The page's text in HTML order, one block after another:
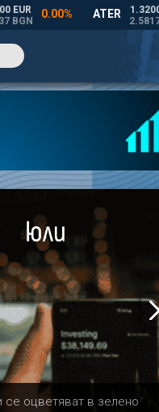
оцветяват в зелено